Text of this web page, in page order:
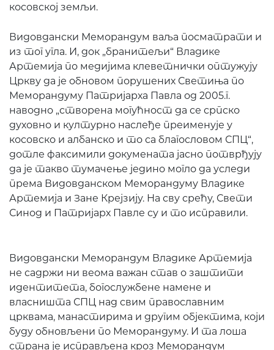
косовској земљи.
Видовдански Меморандум ваља посматрати и
из тог угла. И, док „бранитељи“ Владике
Артемија по медијима клеветнички оптужују
Цркву да је обновом порушених Светиња по
Меморандуму Патријарха Павла од 2005.г.
наводно „створена могућност да се српско
духовно и културно наслеђе преименује у
косовско и албанско и то са благословом СПЦ“,
дотле факсимили докумената јасно потврђују
да је такво тумачење једино могло да уследи
према Видовданском Меморандуму Владике
Артемија и Зане Крејзију. На сву срећу, Свети
Синод и Патријарх Павле су и то исправили.
Видовдански Меморандум Владике Артемија
не садржи ни веома важан став о заштити
идентитета, богослужбене намене и
власништа СПЦ над свим православним
црквама, манастирима и другим објектима, који
буду обновљени по Меморандуму. И та лоша
страна је исправљена кроз Меморандум